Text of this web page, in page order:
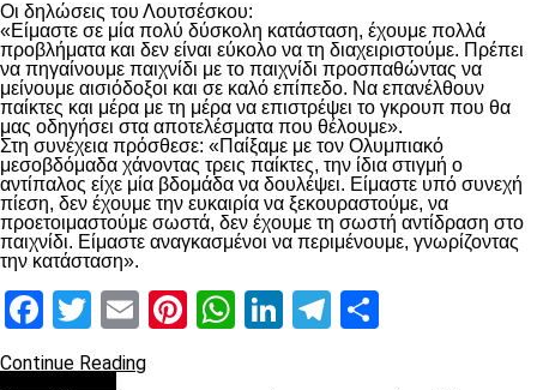
Οι δηλώσεις του Λουτσέσκου:
«Είμαστε σε μία πολύ δύσκολη κατάσταση, έχουμε πολλά
προβλήματα και δεν είναι εύκολο να τη διαχειριστούμε. Πρέπει
να πηγαίνουμε παιχνίδι με το παιχνίδι προσπαθώντας να
μείνουμε αισιόδοξοι και σε καλό επίπεδο. Να επανέλθουν
παίκτες και μέρα με τη μέρα να επιστρέψει το γκρουπ που θα
μας οδηγήσει στα αποτελέσματα που θέλουμε».
Στη συνέχεια πρόσθεσε: «Παίξαμε με τον Ολυμπιακό
μεσοβδόμαδα χάνοντας τρεις παίκτες, την ίδια στιγμή ο
αντίπαλος είχε μία βδομάδα να δουλέψει. Είμαστε υπό συνεχή
πίεση, δεν έχουμε την ευκαιρία να ξεκουραστούμε, να
προετοιμαστούμε σωστά, δεν έχουμε τη σωστή αντίδραση στο
παιχνίδι. Είμαστε αναγκασμένοι να περιμένουμε, γνωρίζοντας
την κατάσταση».
Facebook
Twitter
EmailPinterest
WhatsApp
LinkedIn
Telegram
Continue Reading